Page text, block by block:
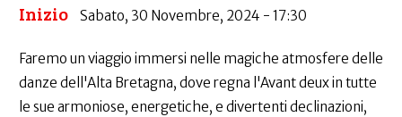
Inizio Sabato, 30 Novembre, 2024 - 17:30
Faremo un viaggio immersi nelle magiche atmosfere delle
danze dell'Alta Bretagna, dove regna l'Avant deux in tutte
le sue armoniose, energetiche, e divertenti declinazioni,